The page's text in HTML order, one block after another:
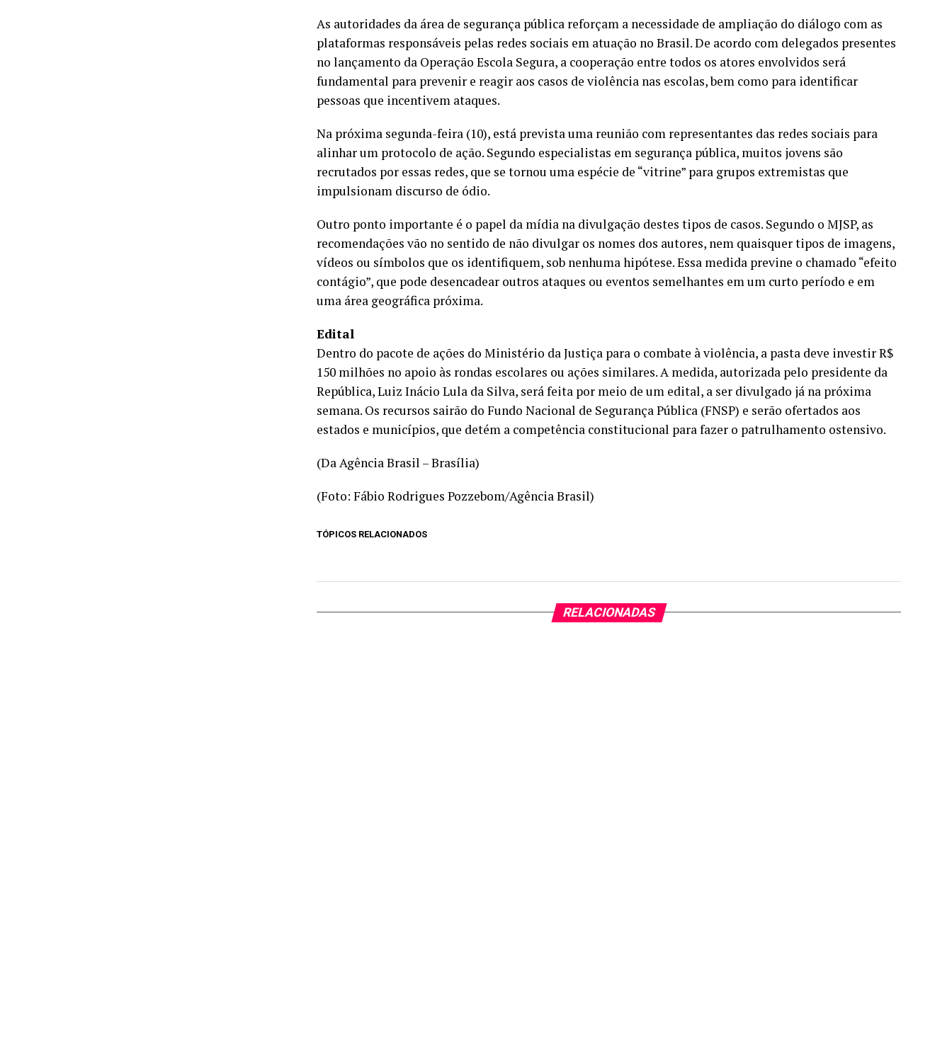
As autoridades da área de segurança pública reforçam a necessidade de ampliação do diálogo com as
plataformas responsáveis pelas redes sociais em atuação no Brasil. De acordo com delegados presentes
no lançamento da Operação Escola Segura, a cooperação entre todos os atores envolvidos será
fundamental para prevenir e reagir aos casos de violência nas escolas, bem como para identificar
pessoas que incentivem ataques.
Na próxima segunda-feira (10), está prevista uma reunião com representantes das redes sociais para
alinhar um protocolo de ação. Segundo especialistas em segurança pública, muitos jovens são
recrutados por essas redes, que se tornou uma espécie de “vitrine” para grupos extremistas que
impulsionam discurso de ódio.
Outro ponto importante é o papel da mídia na divulgação destes tipos de casos. Segundo o MJSP, as
recomendações vão no sentido de não divulgar os nomes dos autores, nem quaisquer tipos de imagens,
vídeos ou símbolos que os identifiquem, sob nenhuma hipótese. Essa medida previne o chamado “efeito
contágio”, que pode desencadear outros ataques ou eventos semelhantes em um curto período e em
uma área geográfica próxima.
Edital
Dentro do pacote de ações do Ministério da Justiça para o combate à violência, a pasta deve investir R$
150 milhões no apoio às rondas escolares ou ações similares. A medida, autorizada pelo presidente da
República, Luiz Inácio Lula da Silva, será feita por meio de um edital, a ser divulgado já na próxima
semana. Os recursos sairão do Fundo Nacional de Segurança Pública (FNSP) e serão ofertados aos
estados e municípios, que detém a competência constitucional para fazer o patrulhamento ostensivo.
(Da Agência Brasil – Brasília)
(Foto: Fábio Rodrigues Pozzebom/Agência Brasil)
TÓPICOS RELACIONADOS
RELACIONADAS